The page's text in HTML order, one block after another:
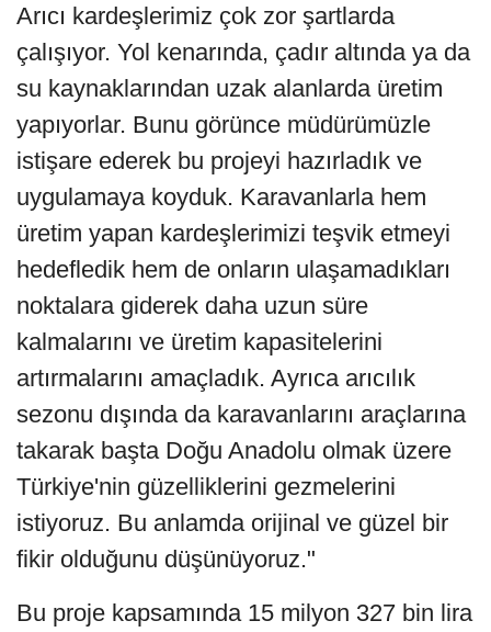
Arıcı kardeşlerimiz çok zor şartlarda
çalışıyor. Yol kenarında, çadır altında ya da
su kaynaklarından uzak alanlarda üretim
yapıyorlar. Bunu görünce müdürümüzle
istişare ederek bu projeyi hazırladık ve
uygulamaya koyduk. Karavanlarla hem
üretim yapan kardeşlerimizi teşvik etmeyi
hedefledik hem de onların ulaşamadıkları
noktalara giderek daha uzun süre
kalmalarını ve üretim kapasitelerini
artırmalarını amaçladık. Ayrıca arıcılık
sezonu dışında da karavanlarını araçlarına
takarak başta Doğu Anadolu olmak üzere
Türkiye'nin güzelliklerini gezmelerini
istiyoruz. Bu anlamda orijinal ve güzel bir
fikir olduğunu düşünüyoruz."
Bu proje kapsamında 15 milyon 327 bin lira